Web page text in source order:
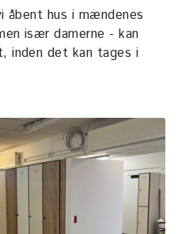
åbent hus i mændenes
især damerne - kan
inden det kan tages i